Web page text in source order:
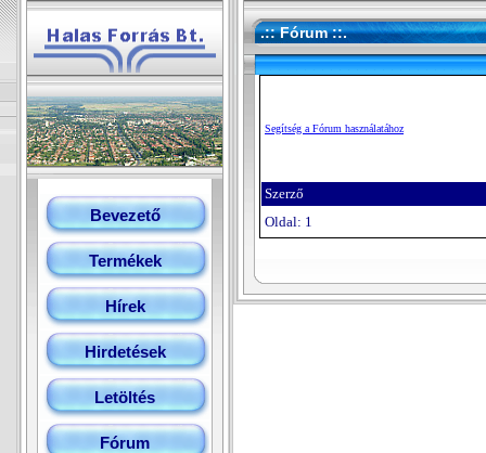
.:: Fórum ::.
Bevezető
Termékek
Hírek
Hirdetések
Letöltés
Fórum
Segítség a Fórum használatához
Szerző
Oldal: 1